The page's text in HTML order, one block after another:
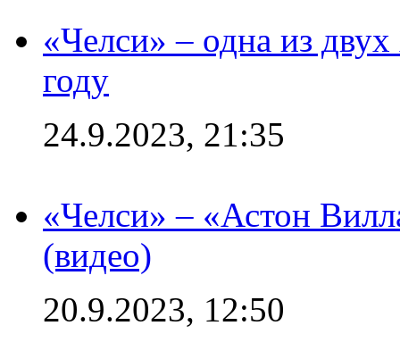
«Челси» – одна из
году
24.9.2023, 21:35
«Челси» – «Астон
(видео)
20.9.2023, 12:50